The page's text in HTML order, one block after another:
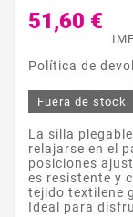
51,60 €
Política de
Fuera de stock
La silla
relajarse en el
posiciones
es resistente y
tejido textilene
Ideal para